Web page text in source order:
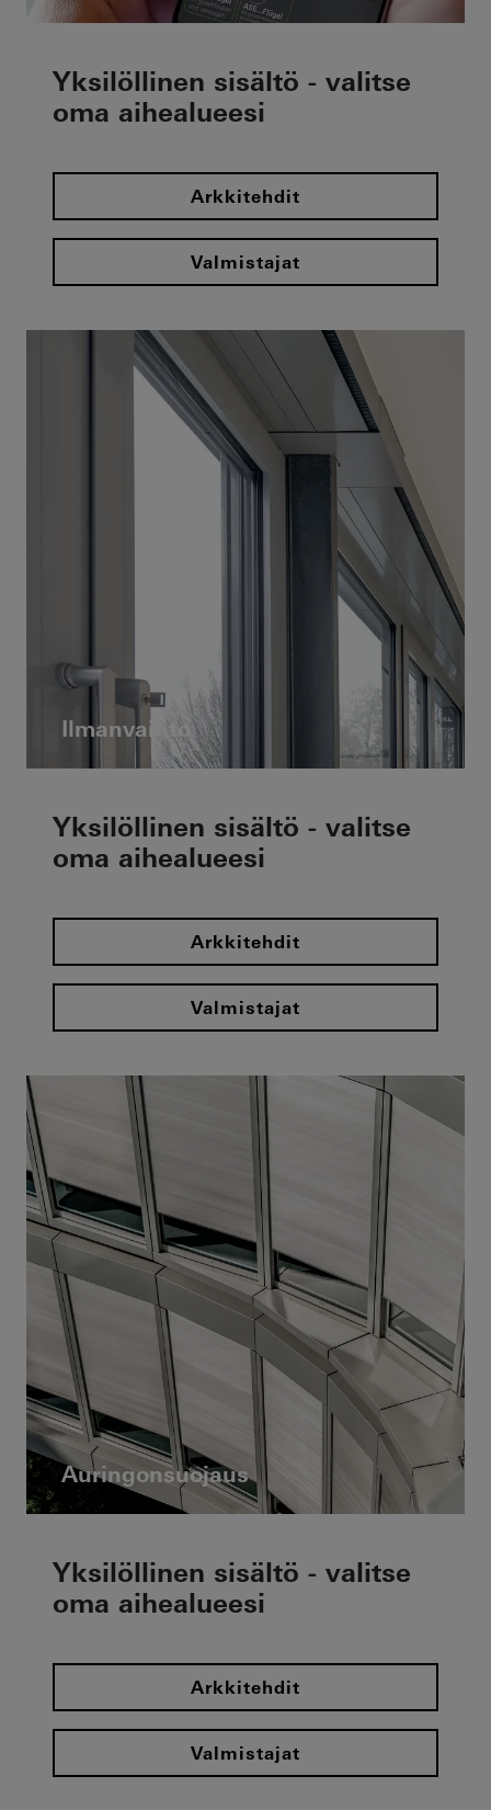
Yksilöllinen sisältö - valitse
oma aihealueesi
Arkkitehdit
Valmistajat
Ilmanvaihto
Yksilöllinen sisältö - valitse
oma aihealueesi
Arkkitehdit
Valmistajat
Auringonsuojaus
Yksilöllinen sisältö - valitse
oma aihealueesi
Arkkitehdit
Valmistajat